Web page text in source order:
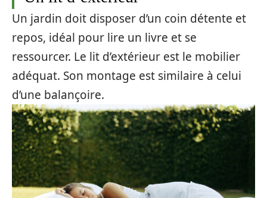
Un jardin doit disposer d’un coin détente et
repos, idéal pour lire un livre et se
ressourcer. Le lit d’extérieur est le mobilier
adéquat. Son montage est similaire à celui
d’une balançoire.